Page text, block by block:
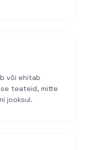
või ehitab
teateid, mitte
jooksul.